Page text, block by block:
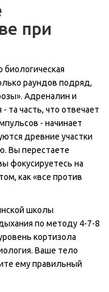
при
биологическая
раундов подряд,
Адреналин и
та часть, что отвечает
- начинает
древние участки
Вы перестаете
фокусируетесь на
как «все против
школы
по методу 4-7-8
кортизола
Ваше тело
ему правильный